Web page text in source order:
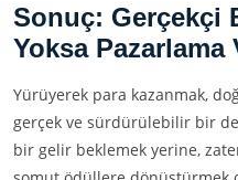
Sonuç: Gerçekçi
Yoksa Pazarlama
Yürüyerek para kazanmak,
gerçek ve sürdürülebilir bir
bir gelir beklemek yerine,